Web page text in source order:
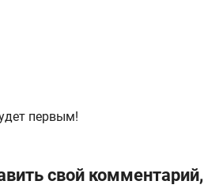
первым!
свой комментарий,